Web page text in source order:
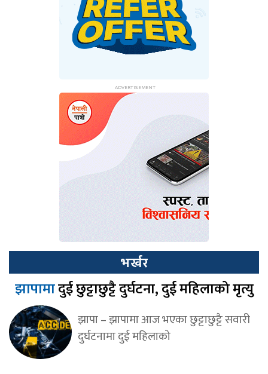
भर्खर
झापामादुई छुट्टाछुट्टै दुर्घटना, दुई महिलाको मृत्यु
झापा – झापामा आज भएका छुट्टाछुट्टै सवारी
दुर्घटनामा दुई महिलाको